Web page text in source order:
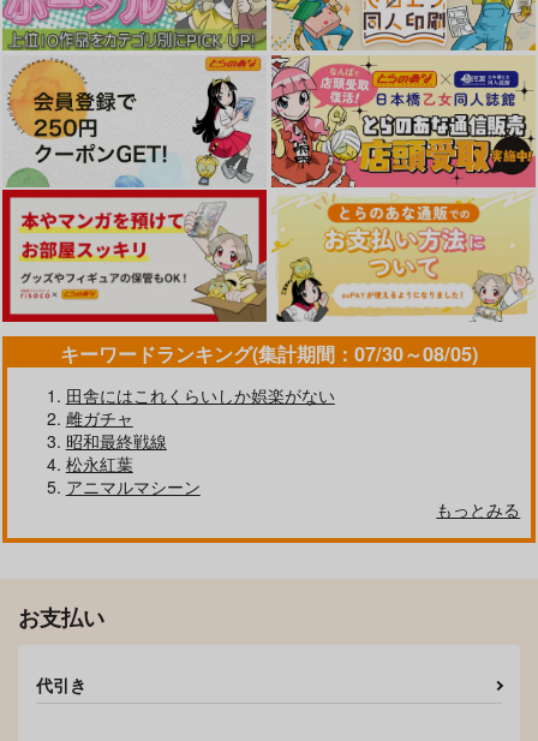
キーワードランキング(集計期間：07/30～08/05)
田舎にはこれくらいしか娯楽がない
雌ガチャ
昭和最終戦線
松永紅葉
アニマルマシーン
もっとみる
お支払い
代引き